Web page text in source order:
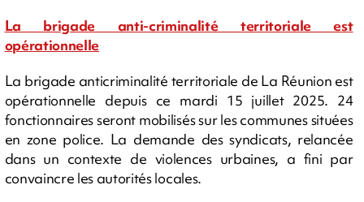
La brigade anti-criminalité territoriale est
opérationnelle
La brigade anticriminalité territoriale de La Réunion est
opérationnelle depuis ce mardi 15 juillet 2025. 24
fonctionnaires seront mobilisés sur les communes situées
en zone police. La demande des syndicats, relancée
dans un contexte de violences urbaines, a fini par
convaincre les autorités locales.